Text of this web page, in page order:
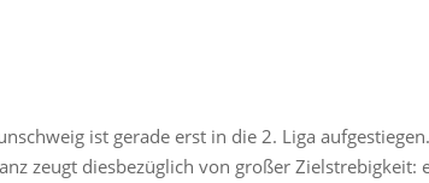
ist gerade erst in die 2. Liga
zeugt diesbezüglich von großer Zielstrebigkeit: